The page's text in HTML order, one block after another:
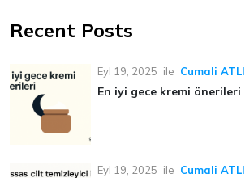
Recent Posts
Eyl 19, 2025 ile Cumali ATLI
En iyi gece kremi önerileri
Eyl 19, 2025 ile Cumali ATLI